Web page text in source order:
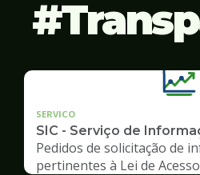
SERVICO
SIC - Serviço de
Pedidos de solicitação de
pertinentes à Lei de